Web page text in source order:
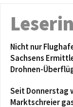
Nicht nur
Sachsens
Drohnen-
Seit Donnerstag
Marktschreier